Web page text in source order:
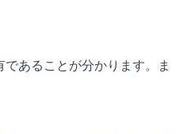
あることが分かります。ま